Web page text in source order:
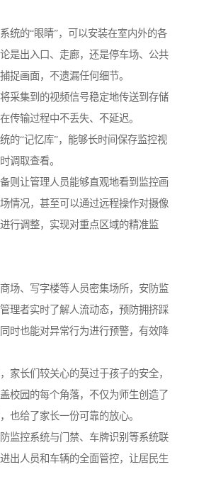
统的“眼睛”，可以安装在室内外的各
是出入口、走廊，还是停车场、公共
捉画面，不遗漏任何细节。
采集到的视频信号稳定地传送到存储
传输过程中不丢失、不延迟。
的“记忆库”，能够长时间保存监控视
调取查看。
则让管理人员能够直观地看到监控画
情况，甚至可以通过远程操作对摄像
行调整，实现对重点区域的精准监
场、写字楼等人员密集场所，安防监
理者实时了解人流动态，预防拥挤踩
时也能对异常行为进行预警，有效降
家长们较关心的莫过于孩子的安全，
校园的每个角落，不仅为师生创造了
也给了家长一份可靠的放心。
监控系统与门禁、车牌识别等系统联
出人员和车辆的全面管控，让居民生